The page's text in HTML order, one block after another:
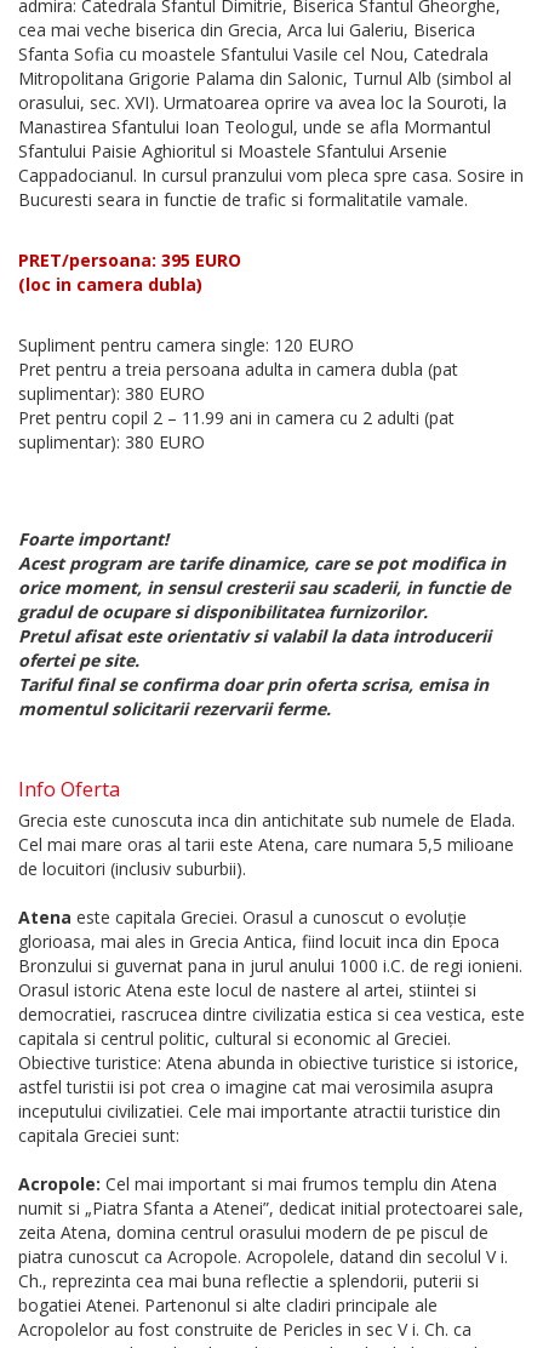
admira: Catedrala Sfantul Dimitrie, Biserica Sfantul Gheorghe,
cea mai veche biserica din Grecia, Arca lui Galeriu, Biserica
Sfanta Sofia cu moastele Sfantului Vasile cel Nou, Catedrala
Mitropolitana Grigorie Palama din Salonic, Turnul Alb (simbol al
orasului, sec. XVI). Urmatoarea oprire va avea loc la Souroti, la
Manastirea Sfantului Ioan Teologul, unde se afla Mormantul
Sfantului Paisie Aghioritul si Moastele Sfantului Arsenie
Cappadocianul. In cursul pranzului vom pleca spre casa. Sosire in
Bucuresti seara in functie de trafic si formalitatile vamale.
PRET/persoana: 395 EURO
(loc in camera dubla)
Supliment pentru camera single: 120 EURO
Pret pentru a treia persoana adulta in camera dubla (pat
suplimentar): 380 EURO
Pret pentru copil 2 – 11.99 ani in camera cu 2 adulti (pat
suplimentar): 380 EURO
Foarte important!
Acest program are tarife dinamice, care se pot modifica in
orice moment, in sensul cresterii sau scaderii, in functie de
gradul de ocupare si disponibilitatea furnizorilor.
Pretul afisat este orientativ si valabil la data introducerii
ofertei pe site.
Tariful final se confirma doar prin oferta scrisa, emisa in
momentul solicitarii rezervarii ferme.
Info Oferta
Grecia este cunoscuta inca din antichitate sub numele de Elada.
Cel mai mare oras al tarii este Atena, care numara 5,5 milioane
de locuitori (inclusiv suburbii).
Atena este capitala Greciei. Orasul a cunoscut o evoluție
glorioasa, mai ales in Grecia Antica, fiind locuit inca din Epoca
Bronzului si guvernat pana in jurul anului 1000 i.C. de regi ionieni.
Orasul istoric Atena este locul de nastere al artei, stiintei si
democratiei, rascrucea dintre civilizatia estica si cea vestica, este
capitala si centrul politic, cultural si economic al Greciei.
Obiective turistice: Atena abunda in obiective turistice si istorice,
astfel turistii isi pot crea o imagine cat mai verosimila asupra
inceputului civilizatiei. Cele mai importante atractii turistice din
capitala Greciei sunt:
Acropole: Cel mai important si mai frumos templu din Atena
numit si „Piatra Sfanta a Atenei”, dedicat initial protectoarei sale,
zeita Atena, domina centrul orasului modern de pe piscul de
piatra cunoscut ca Acropole. Acropolele, datand din secolul V i.
Ch., reprezinta cea mai buna reflectie a splendorii, puterii si
bogatiei Atenei. Partenonul si alte cladiri principale ale
Acropolelor au fost construite de Pericles in sec V i. Ch. ca